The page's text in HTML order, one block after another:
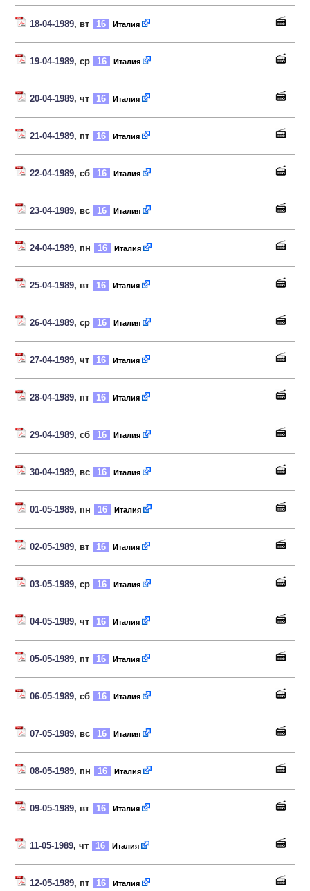
18-04-1989, вт 16 Италия
19-04-1989, ср 16 Италия
20-04-1989, чт 16 Италия
21-04-1989, пт 16 Италия
22-04-1989, сб 16 Италия
23-04-1989, вс 16 Италия
24-04-1989, пн 16 Италия
25-04-1989, вт 16 Италия
26-04-1989, ср 16 Италия
27-04-1989, чт 16 Италия
28-04-1989, пт 16 Италия
29-04-1989, сб 16 Италия
30-04-1989, вс 16 Италия
01-05-1989, пн 16 Италия
02-05-1989, вт 16 Италия
03-05-1989, ср 16 Италия
04-05-1989, чт 16 Италия
05-05-1989, пт 16 Италия
06-05-1989, сб 16 Италия
07-05-1989, вс 16 Италия
08-05-1989, пн 16 Италия
09-05-1989, вт 16 Италия
11-05-1989, чт 16 Италия
12-05-1989, пт 16 Италия